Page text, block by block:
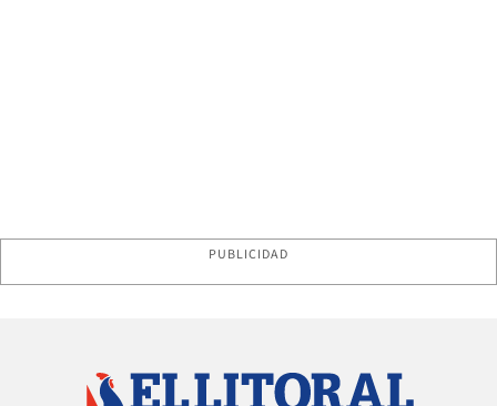
PUBLICIDAD